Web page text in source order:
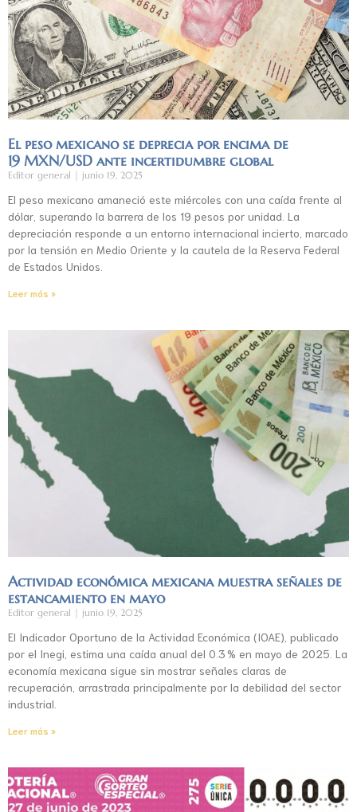
El peso mexicano se deprecia por encima de
19 MXN/USD ante incertidumbre global
Editor general junio 19, 2025
El peso mexicano amaneció este miércoles con una caída frente al
dólar, superando la barrera de los 19 pesos por unidad. La
depreciación responde a un entorno internacional incierto, marcado
por la tensión en Medio Oriente y la cautela de la Reserva Federal
de Estados Unidos.
Leer más »
Actividad económica mexicana muestra señales de
estancamiento en mayo
Editor general junio 19, 2025
El Indicador Oportuno de la Actividad Económica (IOAE), publicado
por el Inegi, estima una caída anual del 0.3 % en mayo de 2025. La
economía mexicana sigue sin mostrar señales claras de
recuperación, arrastrada principalmente por la debilidad del sector
industrial.
Leer más »